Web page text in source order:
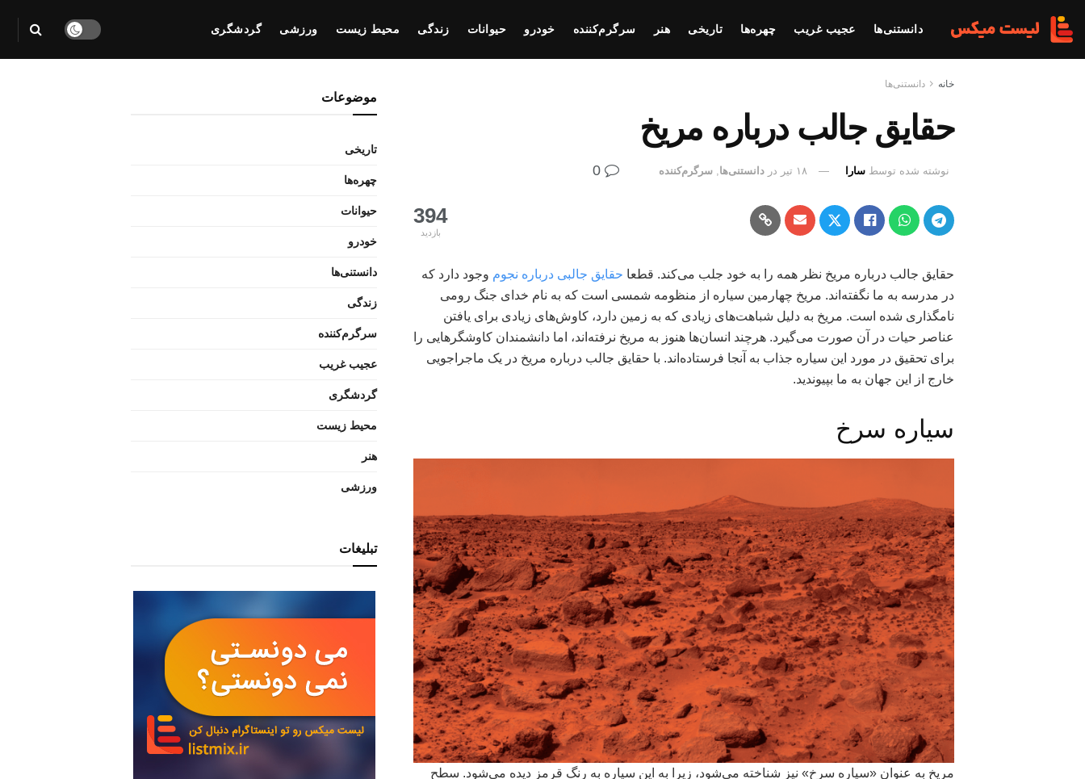
دانستنی‌ها عجیب غریب چهره‌ها تاریخی هنر سرگرم‌کننده خودرو حیوانات زندگی محیط زیست ورزشی گردشگری
خانه دانستنی‌ها
حقایق جالب درباره مریخ
نوشته شده توسط سارا ۱۸ تیر در دانستنی‌ها سرگرم‌کننده
394
بازدید
حقایق جالب درباره مریخ نظر همه را به خود جلب می‌کند. قطعا حقایق جالبی درباره نجوم وجود دارد که
در مدرسه به ما نگفته‌اند. مریخ چهارمین سیاره از منظومه شمسی است که به نام خدای جنگ رومی
نامگذاری شده است. مریخ به دلیل شباهت‌های زیادی که به زمین دارد، کاوش‌های زیادی برای یافتن
عناصر حیات در آن صورت می‌گیرد. هرچند انسان‌ها هنوز به مریخ نرفته‌اند، اما دانشمندان کاوشگرهایی را
برای تحقیق در مورد این سیاره جذاب به آنجا فرستاده‌اند. با حقایق جالب درباره مریخ در یک ماجراجویی
خارج از این جهان به ما بپیوندید.
سیاره سرخ
مریخ به عنوان «سیاره سرخ» نیز شناخته می‌شود، زیرا به این سیاره به رنگ قرمز دیده می‌شود. سطح
موضوعات
تاریخی
چهره‌ها
حیوانات
خودرو
دانستنی‌ها
زندگی
سرگرم‌کننده
عجیب غریب
گردشگری
محیط زیست
هنر
ورزشی
تبلیغات